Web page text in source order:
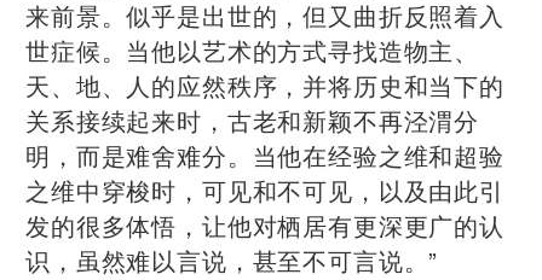
来前景。似乎是出世的，但又曲折反照着入
世症候。当他以艺术的方式寻找造物主、
天、地、人的应然秩序，并将历史和当下的
关系接续起来时，古老和新颖不再泾渭分
明，而是难舍难分。当他在经验之维和超验
之维中穿梭时，可见和不可见，以及由此引
发的很多体悟，让他对栖居有更深更广的认
识，虽然难以言说，甚至不可言说。”